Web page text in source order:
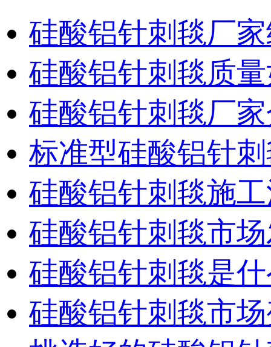
硅酸铝针刺毯厂
硅酸铝针刺毯质
硅酸铝针刺毯厂
标准型硅酸铝针
硅酸铝针刺毯施
硅酸铝针刺毯市
硅酸铝针刺毯是
硅酸铝针刺毯市